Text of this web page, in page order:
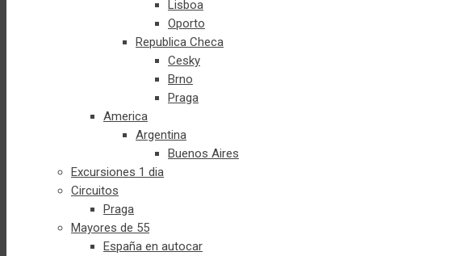
Lisboa
Oporto
Republica Checa
Cesky
Brno
Praga
America
Argentina
Buenos Aires
Excursiones 1 dia
Circuitos
Praga
Mayores de 55
España en autocar